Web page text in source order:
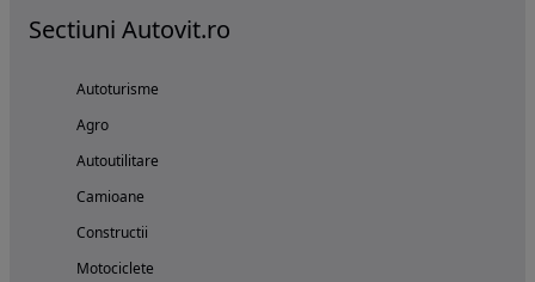
Sectiuni Autovit.ro
Autoturisme
Agro
Autoutilitare
Camioane
Constructii
Motociclete